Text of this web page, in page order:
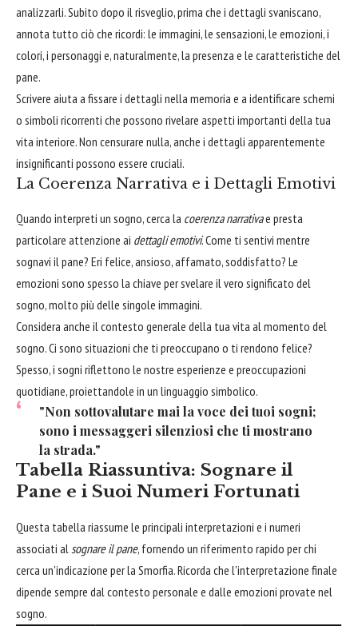
analizzarli. Subito dopo il risveglio, prima che i dettagli svaniscano,
annota tutto ciò che ricordi: le immagini, le sensazioni, le emozioni, i
colori, i personaggi e, naturalmente, la presenza e le caratteristiche del
pane.
Scrivere aiuta a fissare i dettagli nella memoria e a identificare schemi
o simboli ricorrenti che possono rivelare aspetti importanti della tua
vita interiore. Non censurare nulla, anche i dettagli apparentemente
insignificanti possono essere cruciali.
La Coerenza Narrativa e i Dettagli Emotivi
Quando interpreti un sogno, cerca la coerenza narrativae presta
particolare attenzione ai dettagli emotivi. Come ti sentivi mentre
sognavi il pane? Eri felice, ansioso, affamato, soddisfatto? Le
emozioni sono spesso la chiave per svelare il vero significato del
sogno, molto più delle singole immagini.
Considera anche il contesto generale della tua vita al momento del
sogno. Ci sono situazioni che ti preoccupano o ti rendono felice?
Spesso, i sogni riflettono le nostre esperienze e preoccupazioni
quotidiane, proiettandole in un linguaggio simbolico.
"Non sottovalutare mai la voce dei tuoi sogni;
sono i messaggeri silenziosi che ti mostrano
la strada."
Tabella Riassuntiva: Sognare il
Pane e i Suoi Numeri Fortunati
Questa tabella riassume le principali interpretazioni e i numeri
associati al sognare il pane, fornendo un riferimento rapido per chi
cerca un'indicazione per la Smorfia. Ricorda che l'interpretazione finale
dipende sempre dal contesto personale e dalle emozioni provate nel
sogno.